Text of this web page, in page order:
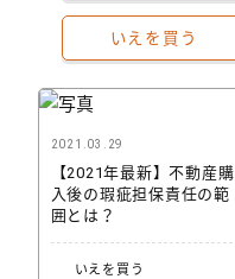
いえを買う
2021.03.29
【2021年最新】不動産購
入後の瑕疵担保責任の範
囲とは？
いえを買う